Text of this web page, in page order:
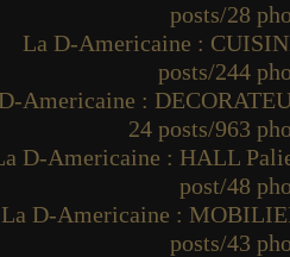
posts/28
La D-Americaine :
posts/244
Americaine :
24 posts/963
D-Americaine : HALL
post/48
La D-Americaine :
posts/43